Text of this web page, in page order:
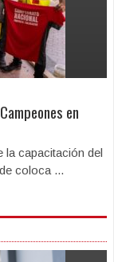
en
la capacitación del
coloca ...